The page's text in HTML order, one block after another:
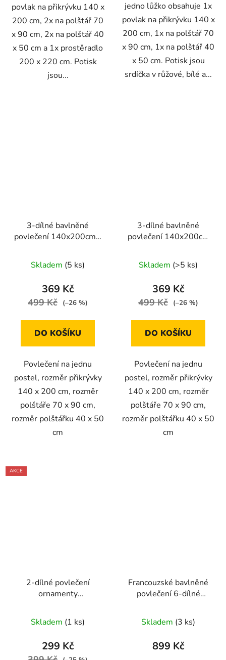
povlak na přikrývku 140 x
200 cm, 2x na polštář 70
x 90 cm, 2x na polštář 40
x 50 cm a 1x prostěradlo
200 x 220 cm. Potisk
jsou...
jedno lůžko obsahuje 1x
povlak na přikrývku 140 x
200 cm, 1x na polštář 70
x 90 cm, 1x na polštář 40
x 50 cm. Potisk jsou
srdíčka v růžové, bílé a...
3-dílné bavlněné
povlečení 140x200cm -
Skladem (5 ks)
369 Kč
499 Kč (–26 %)
DO KOŠÍKU
Povlečení na jednu
postel, rozměr přikrývky
140 x 200 cm, rozměr
polštáře 70 x 90 cm,
rozměr polštářku 40 x 50
cm
3-dílné bavlněné
povlečení 140x200cm
Skladem (>5 ks)
369 Kč
499 Kč (–26 %)
DO KOŠÍKU
Povlečení na jednu
postel, rozměr přikrývky
140 x 200 cm, rozměr
polštáře 70 x 90 cm,
rozměr polštářku 40 x 50
cm
AKCE
2-dílné povlečení
ornamenty
zelená šedá 140x200
na jednu postel
Skladem (1 ks)
299 Kč
Francouzské bavlněné
povlečení 6-dílné
Eiffelovkou
Skladem (3 ks)
899 Kč